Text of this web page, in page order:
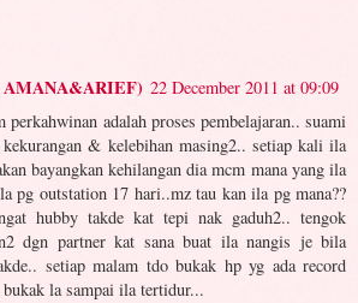
22 December 2011 at 09:09
perkahwinan adalah proses pembelajaran.. suami
& kelebihan masing2.. setiap kali ila
bayangkan kehilangan dia mcm mana yang ila
pg outstation 17 hari..mz tau kan ila pg mana??
hubby takde kat tepi nak gaduh2.. tengok
dgn partner kat sana buat ila nangis je bila
setiap malam tdo bukak hp yg ada record
la sampai ila tertidur...